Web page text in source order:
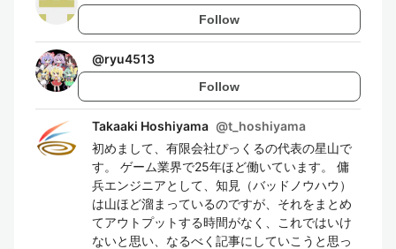
Follow
@ryu4513
Follow
Takaaki Hoshiyama @t_hoshiyama
初めまして、有限会社ぴっくるの代表の星山で
す。 ゲーム業界で25年ほど働いています。 傭
兵エンジニアとして、知見（バッドノウハウ）
は山ほど溜まっているのですが、それをまとめ
てアウトプットする時間がなく、これではいけ
ないと思い、なるべく記事にしていこうと思っ